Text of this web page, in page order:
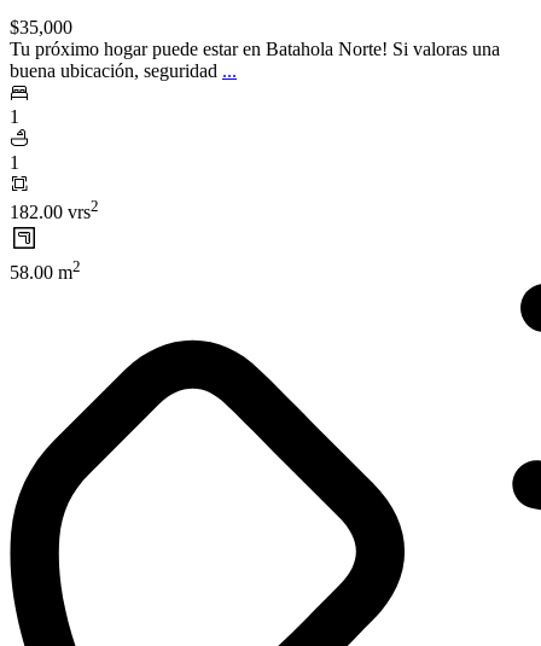
$35,000
Tu próximo hogar puede estar en Batahola Norte! Si valoras una
buena ubicación, seguridad ...
1
1
182.00 vrs2
58.00 m2